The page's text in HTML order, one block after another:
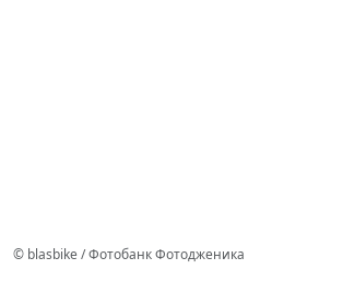
© blasbike / Фотобанк Фотодженика